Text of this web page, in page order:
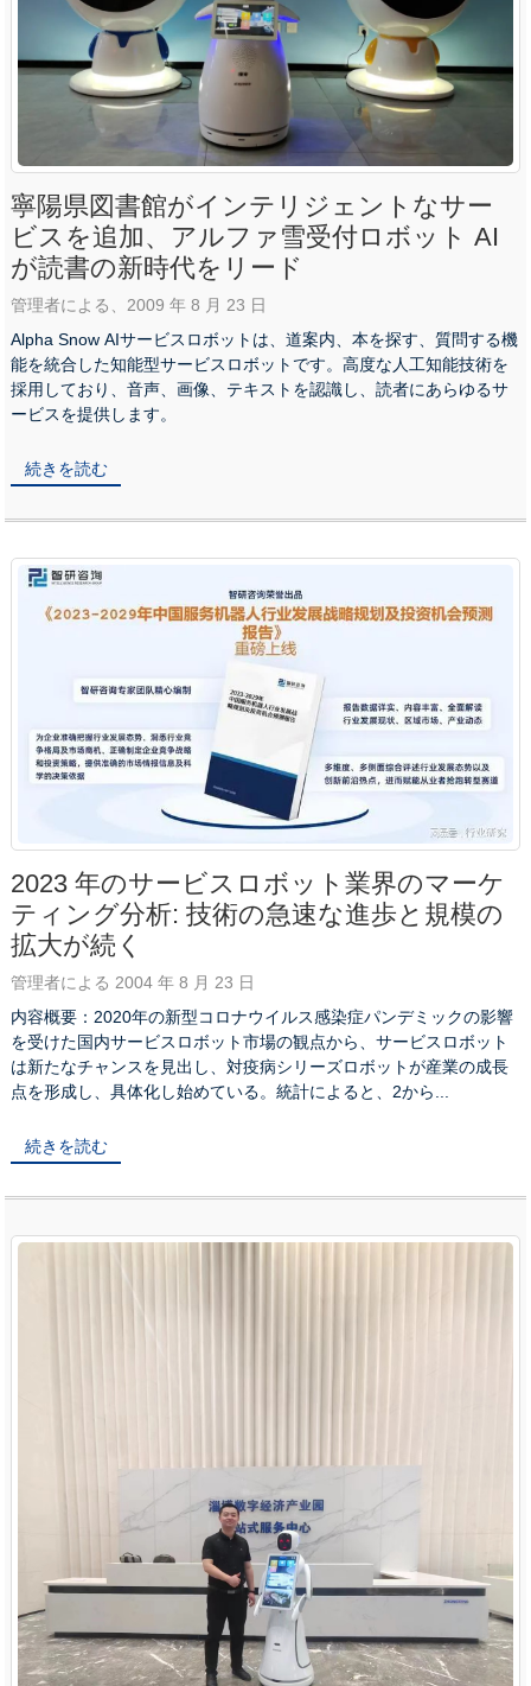
寧陽県図書館がインテリジェントなサー
ビスを追加、アルファ雪受付ロボット AI
が読書の新時代をリード
管理者による、2009 年 8 月 23 日
Alpha Snow AIサービスロボットは、道案内、本を探す、質問する機
能を統合した知能型サービスロボットです。高度な人工知能技術を
採用しており、音声、画像、テキストを認識し、読者にあらゆるサ
ービスを提供します。
続きを読む
2023 年のサービスロボット業界のマーケ
ティング分析: 技術の急速な進歩と規模の
拡大が続く
管理者による 2004 年 8 月 23 日
内容概要：2020年の新型コロナウイルス感染症パンデミックの影響
を受けた国内サービスロボット市場の観点から、サービスロボット
は新たなチャンスを見出し、対疫病シリーズロボットが産業の成長
点を形成し、具体化し始めている。統計によると、2から...
続きを読む